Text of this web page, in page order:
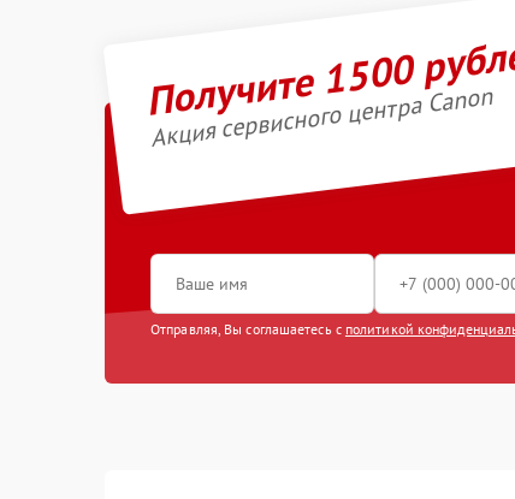
Получите 1500
Акция сервисного центра Canon
Отправляя, Вы соглашаетесь с политикой